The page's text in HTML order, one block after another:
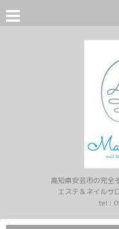
高知県安芸市の完全
エステ＆ネイルサ
tel :